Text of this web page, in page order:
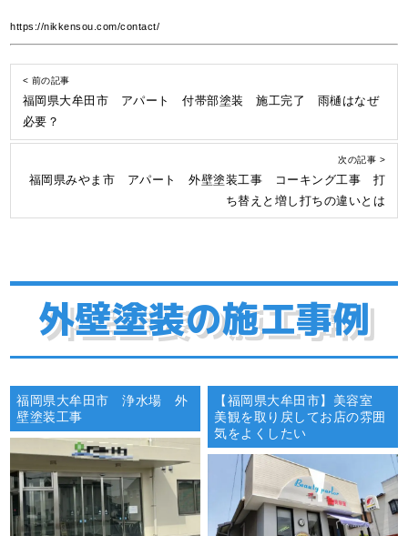
https://nikkensou.com/contact/
< 前の記事
福岡県大牟田市 アパート 付帯部塗装 施工完了 雨樋はなぜ
必要？
次の記事 >
福岡県みやま市 アパート 外壁塗装工事 コーキング工事 打
ち替えと増し打ちの違いとは
外壁塗装の施工事例
福岡県大牟田市 浄水場 外
壁塗装工事
【福岡県大牟田市】美容室
美観を取り戻してお店の雰囲
気をよくしたい